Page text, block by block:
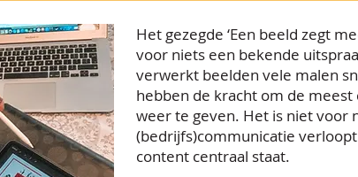
Het gezegde ‘Een beeld zegt
voor niets een bekende
verwerkt beelden vele malen
hebben de kracht om de
weer te geven. Het is niet voor
(bedrijfs)communicatie
content centraal staat.